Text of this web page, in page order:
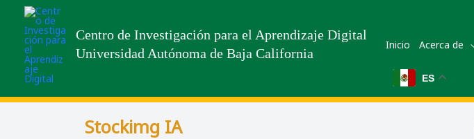
Centro de Investigación para el Aprendizaje Digital
Universidad Autónoma de Baja California
Inicio Acerca de
ES
Stockimg IA